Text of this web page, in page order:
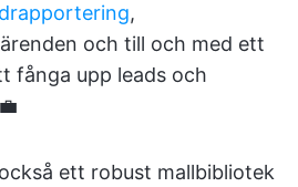
,
och till och med ett
fånga upp leads och
ett robust mallbibliotek